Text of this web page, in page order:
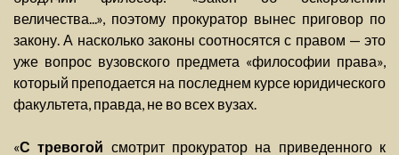
величества...», поэтому прокуратор вынес приговор по
закону. А насколько законы соотносятся с правом — это
уже вопрос вузовского предмета «философии права»,
который преподается на последнем курсе юридического
факультета, правда, не во всех вузах.
«С тревогой смотрит прокуратор на приведенного к